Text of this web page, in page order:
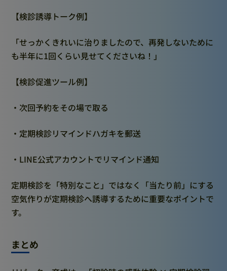
【検診誘導トーク例】
「せっかくきれいに治りましたので、再発しないために
も半年に1回くらい見せてくださいね！」
【検診促進ツール例】
・次回予約をその場で取る
・定期検診リマインドハガキを郵送
・LINE公式アカウントでリマインド通知
定期検診を「特別なこと」ではなく「当たり前」にする
空気作りが定期検診へ誘導するために重要なポイントで
す。
まとめ